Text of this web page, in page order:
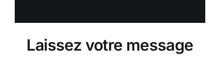
Laissez votre message